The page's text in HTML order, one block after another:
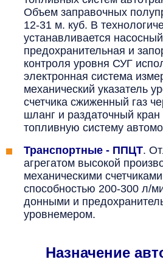
Объем заправочных
12-31 м. куб. В
устанавливается насосный
предохранительная и
контроля уровня СУГ
электронная система
механический указатель
счетчика сжиженный газ
шланг и раздаточный кран
топливную систему
Транспортные - ППЦТ.
агрегатом высокой
механическими
способностью 200-300 л/
донными и
уровнемером.
Назначение